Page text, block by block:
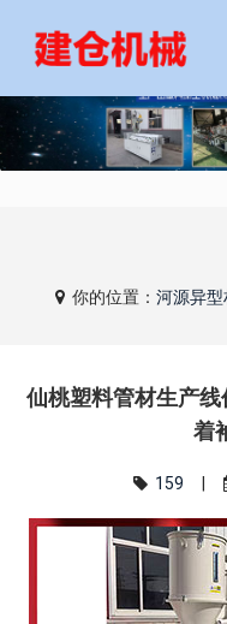
你的位置：河源异
仙桃塑料管材生产
着
159 |